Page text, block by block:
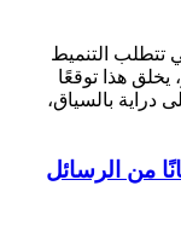
تتطلب التنميط
هذا توقعًا
دراية بالسياق،
من الرسائل